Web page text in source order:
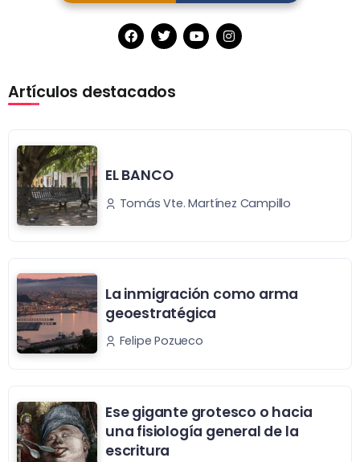
Artículos destacados
EL BANCO
Tomás Vte. Martínez Campillo
La inmigración como arma
geoestratégica
Felipe Pozueco
Ese gigante grotesco o hacia
una fisiología general de la
escritura